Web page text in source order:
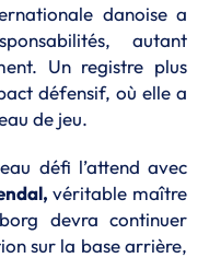
danoise a
autant
Un registre plus
défensif, où elle a
de jeu.
défi l’attend avec
véritable maître
devra continuer
sur la base arrière,